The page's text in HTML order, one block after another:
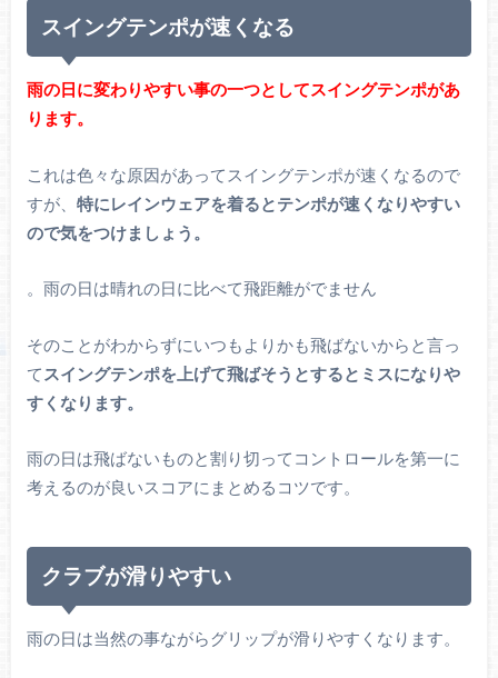
スイングテンポが速くなる
雨の日に変わりやすい事の一つとしてスイングテンポがあ
ります。
これは色々な原因があってスイングテンポが速くなるので
すが、 特にレインウェアを着るとテンポが速くなりやすい
ので気をつけましょう。
。雨の日は晴れの日に比べて飛距離がでません
そのことがわからずにいつもよりかも飛ばないからと言っ
て スイングテンポを上げて飛ばそうとするとミスになりや
すくなります。
雨の日は飛ばないものと割り切ってコントロールを第一に
考えるのが良いスコアにまとめるコツです。
クラブが滑りやすい
雨の日は当然の事ながらグリップが滑りやすくなります。